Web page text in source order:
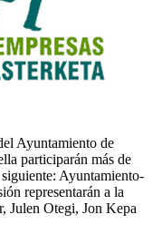
Ayuntamiento de
participarán más de
Ayuntamiento-
representarán a la
Julen Otegi, Jon Kepa